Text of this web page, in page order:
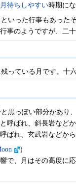
月待ちしやすい時期にな
いった行事もあった
事のようですが、二
っている月です。十六
黒っぽい部分があり
呼ばれ、斜長岩などか
ばれ、玄武岩などから
)
で、月はその高度に